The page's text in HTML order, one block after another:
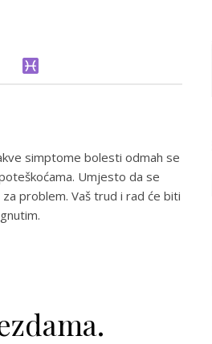
simptome bolesti odmah se
Umjesto da se
problem. Vaš trud i rad će biti